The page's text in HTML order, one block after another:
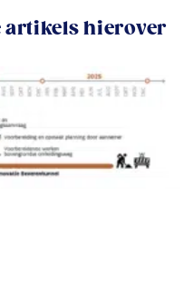
artikels hierover